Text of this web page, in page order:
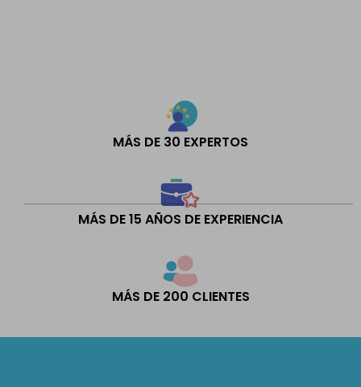
MÁS DE 30 EXPERTOS
MÁS DE 15 AÑOS DE EXPERIENCIA
MÁS DE 200 CLIENTES